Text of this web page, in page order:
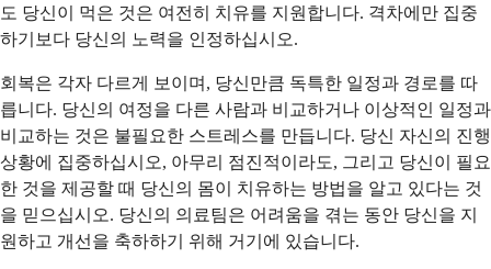
도 당신이 먹은 것은 여전히 치유를 지원합니다. 격차에만 집중
하기보다 당신의 노력을 인정하십시오.
회복은 각자 다르게 보이며, 당신만큼 독특한 일정과 경로를 따
릅니다. 당신의 여정을 다른 사람과 비교하거나 이상적인 일정과
비교하는 것은 불필요한 스트레스를 만듭니다. 당신 자신의 진행
상황에 집중하십시오, 아무리 점진적이라도, 그리고 당신이 필요
한 것을 제공할 때 당신의 몸이 치유하는 방법을 알고 있다는 것
을 믿으십시오. 당신의 의료팀은 어려움을 겪는 동안 당신을 지
원하고 개선을 축하하기 위해 거기에 있습니다.